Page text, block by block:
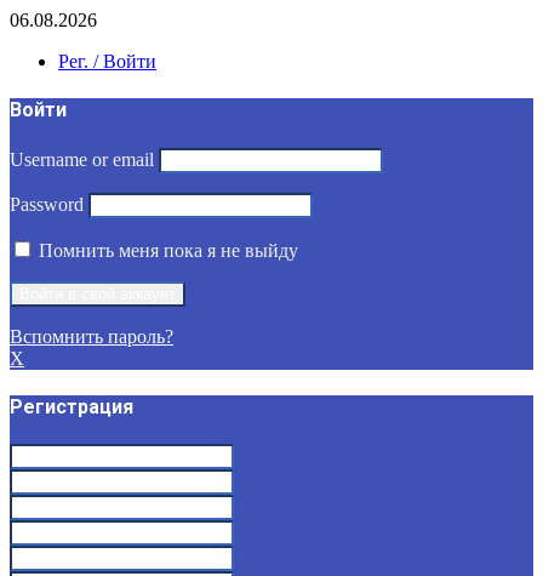
06.08.2026
Рег. / Войти
Войти
Username or email
Password
Помнить меня пока я не выйду
Вспомнить пароль?
X
Регистрация